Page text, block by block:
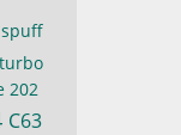
202
C63